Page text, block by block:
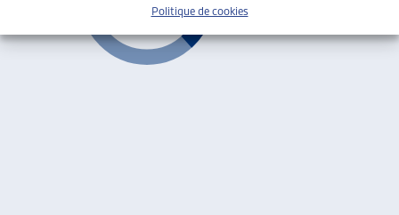
Politique de cookies